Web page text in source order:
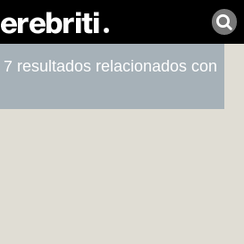
resultados relacionados con